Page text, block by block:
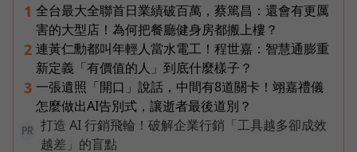
1 全台最大全聯首日業績破百萬，蔡篤昌：還會有更厲
害的大型店！為何把餐廳健身房都搬上樓？
2 連黃仁勳都叫年輕人當水電工！程世嘉：智慧通膨重
新定義「有價值的人」到底什麼樣子？
3 一張遺照「開口」說話，中間有8道關卡！翊嘉禮儀
怎麼做出AI告別式，讓逝者最後道別？
PR
打造 AI 行銷飛輪！破解企業行銷「工具越多卻成效
越差」的盲點